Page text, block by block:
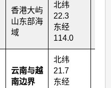
香港大屿
山东部海
域
北纬
22.3
东经
114.0
云南与越
南边界
北纬
21.7
东经